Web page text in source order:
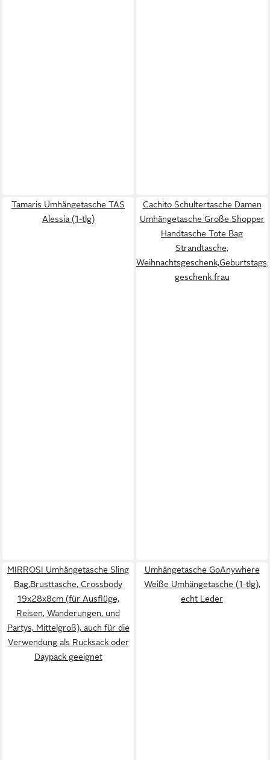
Tamaris Umhängetasche TAS
Alessia (1-tlg)
Cachito Schultertasche Damen
Umhängetasche Große Shopper
Handtasche Tote Bag
Strandtasche,
geschenk frau
MIRROSI Umhängetasche Sling
Bag,Brusttasche, Crossbody
19x28x8cm (für Ausflüge,
Reisen, Wanderungen, und
Partys, Mittelgroß), auch für die
Verwendung als Rucksack oder
Daypack geeignet
Umhängetasche GoAnywhere
Weiße Umhängetasche (1-tlg),
echt Leder